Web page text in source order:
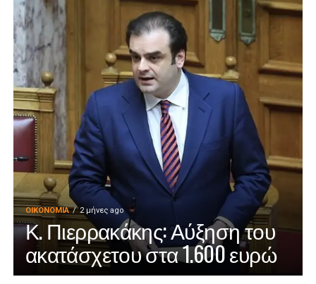
ΟΙΚΟΝΟΜΊΑ 2 μήνες ago
Κ. Πιερρακάκης: Αύξηση του
ακατάσχετου στα 1.600 ευρώ